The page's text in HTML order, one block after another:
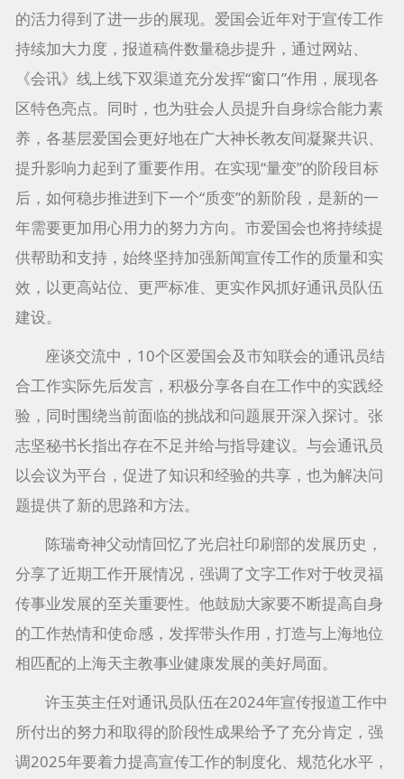
的活力得到了进一步的展现。爱国会近年对于宣传工作
持续加大力度，报道稿件数量稳步提升，通过网站、
《会讯》线上线下双渠道充分发挥“窗口”作用，展现各
区特色亮点。同时，也为驻会人员提升自身综合能力素
养，各基层爱国会更好地在广大神长教友间凝聚共识、
提升影响力起到了重要作用。在实现“量变”的阶段目标
后，如何稳步推进到下一个“质变”的新阶段，是新的一
年需要更加用心用力的努力方向。市爱国会也将持续提
供帮助和支持，始终坚持加强新闻宣传工作的质量和实
效，以更高站位、更严标准、更实作风抓好通讯员队伍
建设。
座谈交流中，10个区爱国会及市知联会的通讯员结
合工作实际先后发言，积极分享各自在工作中的实践经
验，同时围绕当前面临的挑战和问题展开深入探讨。张
志坚秘书长指出存在不足并给与指导建议。与会通讯员
以会议为平台，促进了知识和经验的共享，也为解决问
题提供了新的思路和方法。
陈瑞奇神父动情回忆了光启社印刷部的发展历史，
分享了近期工作开展情况，强调了文字工作对于牧灵福
传事业发展的至关重要性。他鼓励大家要不断提高自身
的工作热情和使命感，发挥带头作用，打造与上海地位
相匹配的上海天主教事业健康发展的美好局面。
许玉英主任对通讯员队伍在2024年宣传报道工作中
所付出的努力和取得的阶段性成果给予了充分肯定，强
调2025年要着力提高宣传工作的制度化、规范化水平，